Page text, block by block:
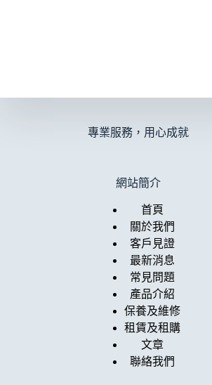
專業服務，用心成就
網站簡介
首頁
關於我們
客戶見證
最新消息
常見問題
產品介紹
保養及維修
租賃及租購
文章
聯絡我們